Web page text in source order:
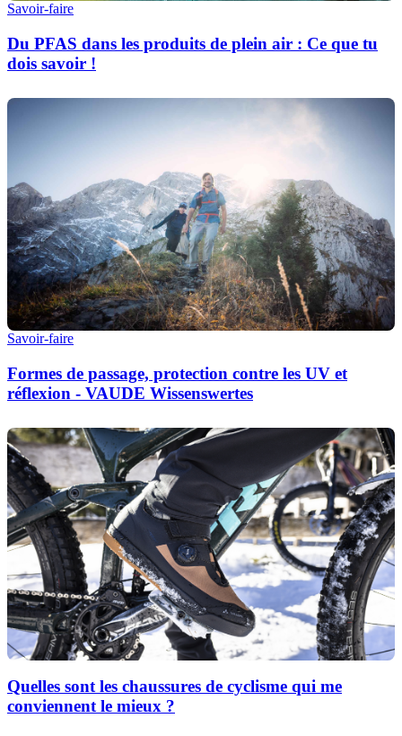
Savoir-faire
Du PFAS dans les produits de plein air : Ce que tu
dois savoir !
Savoir-faire
Formes de passage, protection contre les UV et
réflexion - VAUDE Wissenswertes
Quelles sont les chaussures de cyclisme qui me
conviennent le mieux ?